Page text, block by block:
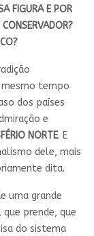
FIGURA E POR
mesmo tempo
dos países
e
NORTE. E
dele, mais
dita.
uma grande
prende, que
do sistema